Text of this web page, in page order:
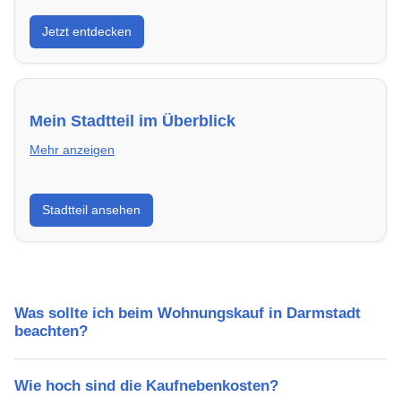
Entdecke Neubauprojekte in Darmstadt – modern,
energieeffizient und sofort bezugsfertig.
Jetzt entdecken
Mein Stadtteil im Überblick
Mehr anzeigen
Erfahre mehr über deinen Stadtteil in Darmstadt:
Lebensqualität, Verkehrsanbindung, Schulen,
Freizeitmöglichkeiten und Mietpreise.
Stadtteil ansehen
Was sollte ich beim Wohnungskauf in Darmstadt
beachten?
Wie hoch sind die Kaufnebenkosten?